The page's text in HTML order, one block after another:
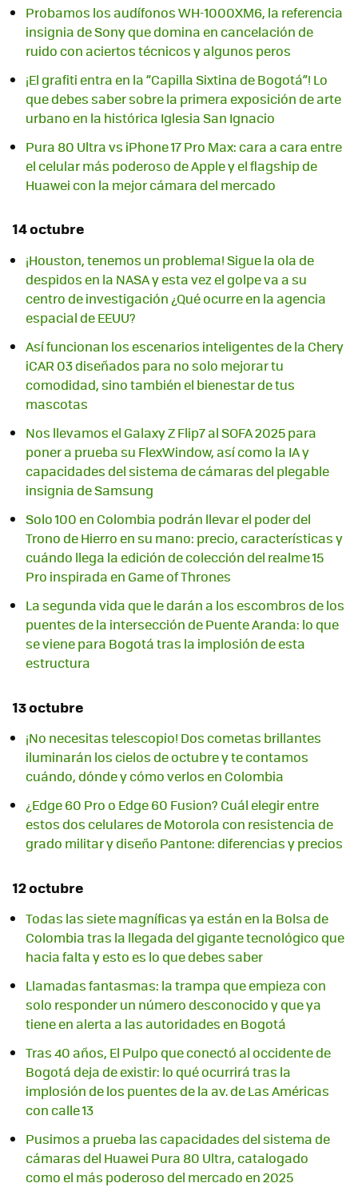
Probamos los audífonos WH-1000XM6, la referencia
insignia de Sony que domina en cancelación de
ruido con aciertos técnicos y algunos peros
¡El grafiti entra en la “Capilla Sixtina de Bogotá”! Lo
que debes saber sobre la primera exposición de arte
urbano en la histórica Iglesia San Ignacio
Pura 80 Ultra vs iPhone 17 Pro Max: cara a cara entre
el celular más poderoso de Apple y el flagship de
Huawei con la mejor cámara del mercado
14 octubre
¡Houston, tenemos un problema! Sigue la ola de
despidos en la NASA y esta vez el golpe va a su
centro de investigación ¿Qué ocurre en la agencia
espacial de EEUU?
Así funcionan los escenarios inteligentes de la Chery
iCAR 03 diseñados para no solo mejorar tu
comodidad, sino también el bienestar de tus
mascotas
Nos llevamos el Galaxy Z Flip7 al SOFA 2025 para
poner a prueba su FlexWindow, así como la IA y
capacidades del sistema de cámaras del plegable
insignia de Samsung
Solo 100 en Colombia podrán llevar el poder del
Trono de Hierro en su mano: precio, características y
cuándo llega la edición de colección del realme 15
Pro inspirada en Game of Thrones
La segunda vida que le darán a los escombros de los
puentes de la intersección de Puente Aranda: lo que
se viene para Bogotá tras la implosión de esta
estructura
13 octubre
¡No necesitas telescopio! Dos cometas brillantes
iluminarán los cielos de octubre y te contamos
cuándo, dónde y cómo verlos en Colombia
¿Edge 60 Pro o Edge 60 Fusion? Cuál elegir entre
estos dos celulares de Motorola con resistencia de
grado militar y diseño Pantone: diferencias y precios
12 octubre
Todas las siete magníficas ya están en la Bolsa de
Colombia tras la llegada del gigante tecnológico que
hacia falta y esto es lo que debes saber
Llamadas fantasmas: la trampa que empieza con
solo responder un número desconocido y que ya
tiene en alerta a las autoridades en Bogotá
Tras 40 años, El Pulpo que conectó al occidente de
Bogotá deja de existir: lo qué ocurrirá tras la
implosión de los puentes de la av. de Las Américas
con calle 13
Pusimos a prueba las capacidades del sistema de
cámaras del Huawei Pura 80 Ultra, catalogado
como el más poderoso del mercado en 2025